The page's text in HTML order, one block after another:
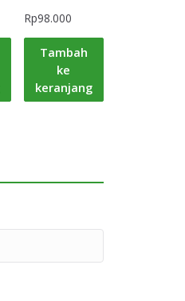
Rp98.000
Tambah
ke
keranjang